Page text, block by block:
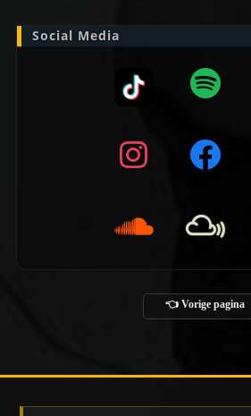
Social Media
👈 Vorige pagina